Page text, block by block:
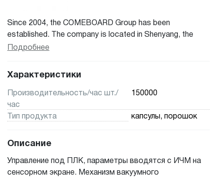
Since 2004, the COMEBOARD Group has been
established. The company is located in Shenyang, the
core city of the three northeastern provinces of China.
instruments. We are a specialized supplier in R&D, sales
chemical machinery equipment. Such as Tablet press
Machine, Centrifugal Machine, Capsule Filling Machine,
Liquid Filling Machine, Coating Machine, Automatic
Packaging Machine ETC.
Подробнее
Характеристики
Производительность/час шт./
час
150000
Тип продукта капсулы, порошок
Описание
Управление под ПЛК, параметры вводятся с ИЧМ на
сенсорном экране. Механизм вакуумного